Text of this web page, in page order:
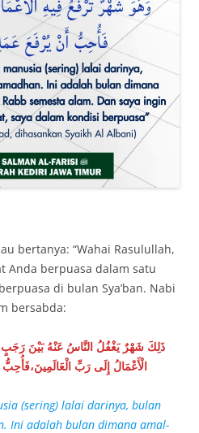
bertanya: “Wahai Rasulullah,
Anda berpuasa dalam satu
di bulan Sya’ban. Nabi
bersabda:
ذَلِكَ شَهْرٌ يَغْفُلُ النَّاسُ عَنْهُ بَيْنَ
الْأَعْمَالُ إِلَى رَبِّ
(sering) lalai darinya, bulan
Ini adalah bulan dimana amal-